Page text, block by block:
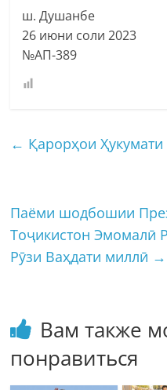
ш. Душанбе
26 июни соли 2023
№АП-389
← Қарорҳои
Паёми шодбошии
Тоҷикистон Эмомалӣ
Рӯзи Ваҳдати миллӣ →
Вам также
понравиться